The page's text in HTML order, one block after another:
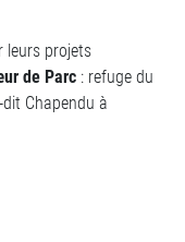
leurs projets
de Parc : refuge du
Chapendu à